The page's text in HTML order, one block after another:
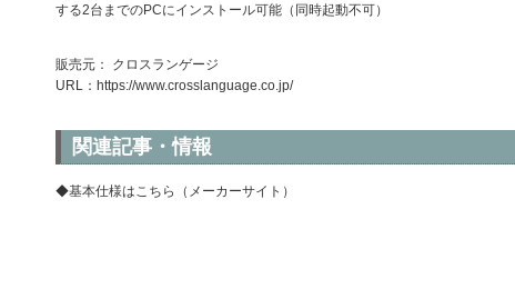
する2台までのPCにインストール可能（同時起動不可）
販売元： クロスランゲージ
URL： https://www.crosslanguage.co.jp/
関連記事・情報
◆基本仕様はこちら（メーカーサイト）